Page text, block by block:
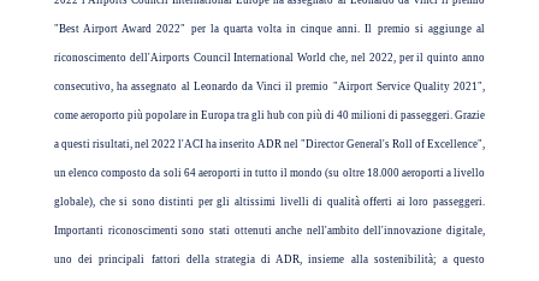
"Best Airport Award 2022" per la quarta volta in cinque anni. Il premio si aggiunge al
riconoscimento dell'Airports Council International World che, nel 2022, per il quinto anno
consecutivo, ha assegnato al Leonardo da Vinci il premio "Airport Service Quality 2021",
come aeroporto più popolare in Europa tra gli hub con più di 40 milioni di passeggeri. Grazie
a questi risultati, nel 2022 l'ACI ha inserito ADR nel "Director General's Roll of Excellence",
un elenco composto da soli 64 aeroporti in tutto il mondo (su oltre 18.000 aeroporti a livello
globale), che si sono distinti per gli altissimi livelli di qualità offerti ai loro passeggeri.
Importanti riconoscimenti sono stati ottenuti anche nell'ambito dell'innovazione digitale,
uno dei principali fattori della strategia di ADR, insieme alla sostenibilità; a questo